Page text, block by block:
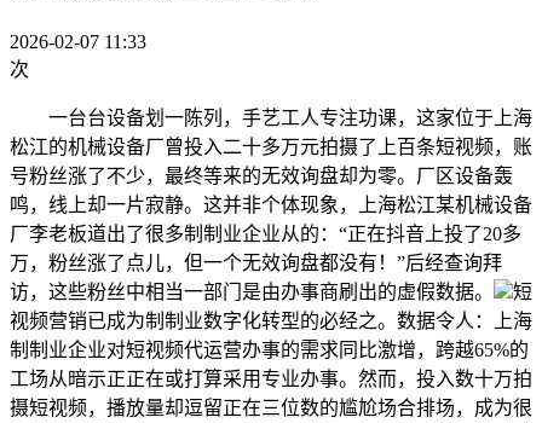
2026-02-07 11:33
次
一台台设备划一陈列，手艺工人专注功课，这家位于上海
松江的机械设备厂曾投入二十多万元拍摄了上百条短视频，账
号粉丝涨了不少，最终等来的无效询盘却为零。厂区设备轰
鸣，线上却一片寂静。这并非个体现象，上海松江某机械设备
厂李老板道出了很多制制业企业从的：“正在抖音上投了20多
万，粉丝涨了点儿，但一个无效询盘都没有！”后经查询拜
访，这些粉丝中相当一部门是由办事商刷出的虚假数据。
短
视频营销已成为制制业数字化转型的必经之。数据令人：上海
制制业企业对短视频代运营办事的需求同比激增，跨越65%的
工场从暗示正正在或打算采用专业办事。然而，投入数十万拍
摄短视频，播放量却逗留正在三位数的尴尬场合排场，成为很